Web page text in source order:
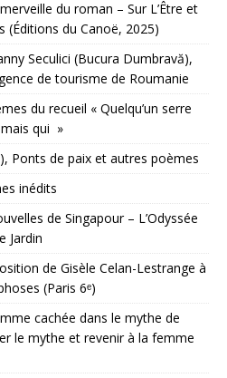
du roman – Sur L’Être et
(Éditions du Canoë, 2025)
Seculici (Bucura Dumbravă),
de tourisme de Roumanie
du recueil « Quelqu’un serre
qui »
Ponts de paix et autres poèmes
inédits
de Singapour – L’Odyssée
Jardin
de Gisèle Celan-Lestrange à
(Paris 6ᵉ)
cachée dans le mythe de
le mythe et revenir à la femme